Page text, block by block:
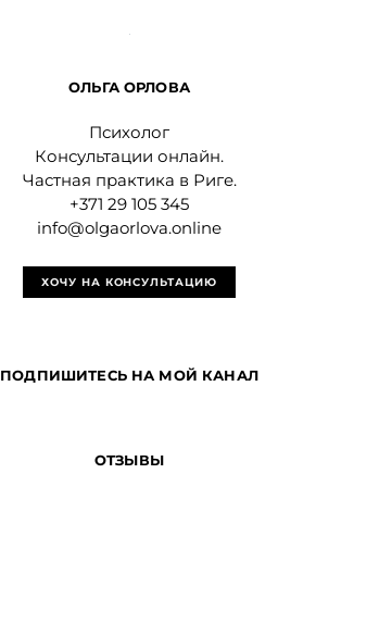
ОЛЬГА ОРЛОВА
Психолог
Консультации онлайн.
Частная практика в Риге.
+371 29 105 345
info@olgaorlova.online
ХОЧУ НА КОНСУЛЬТАЦИЮ
ПОДПИШИТЕСЬ НА МОЙ КАНАЛ
ОТЗЫВЫ